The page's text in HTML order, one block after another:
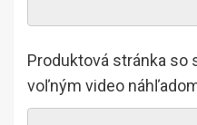
Produktová stránka so
voľným video